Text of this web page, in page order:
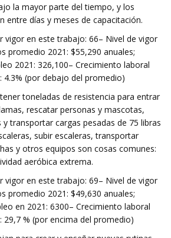
la mayor parte del tiempo, y los
entre días y meses de capacitación.
vigor en este trabajo: 66– Nivel de vigor
promedio 2021: $55,290 anuales;
2021: 326,100– Crecimiento laboral
4.3% (por debajo del promedio)
toneladas de resistencia para entrar
rescatar personas y mascotas,
transportar cargas pesadas de 75 libras
subir escaleras, transportar
y otros equipos son cosas comunes:
aeróbica extrema.
vigor en este trabajo: 69– Nivel de vigor
promedio 2021: $49,630 anuales;
en 2021: 6300– Crecimiento laboral
29,7 % (por encima del promedio)